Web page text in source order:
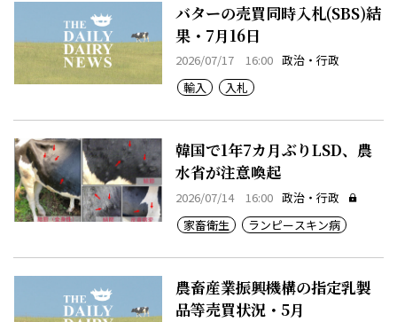
バターの売買同時入札(SBS)結
果・7月16日
2026/07/17 16:00 政治・行政
輸入
入札
韓国で1年7カ月ぶりLSD、農
水省が注意喚起
2026/07/14 16:00 政治・行政
家畜衛生
ランピースキン病
農畜産業振興機構の指定乳製
品等売買状況・5月